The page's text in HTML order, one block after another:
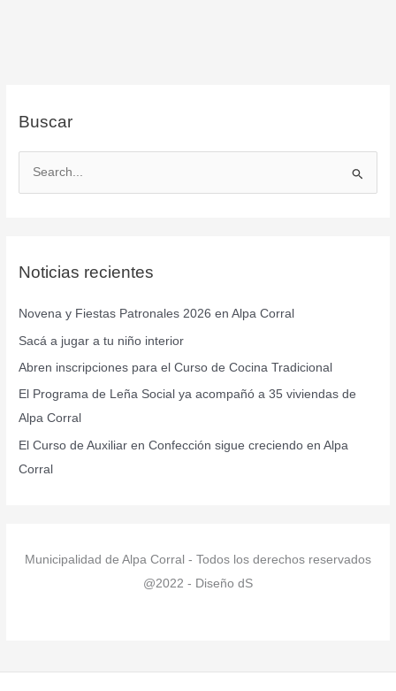
Buscar
a
p
o
r
:
Noticias recientes
Novena y Fiestas Patronales 2026 en Alpa Corral
Sacá a jugar a tu niño interior
Abren inscripciones para el Curso de Cocina Tradicional
El Programa de Leña Social ya acompañó a 35 viviendas de
Alpa Corral
El Curso de Auxiliar en Confección sigue creciendo en Alpa
Corral
Municipalidad de Alpa Corral - Todos los derechos reservados
@2022 - Diseño dS